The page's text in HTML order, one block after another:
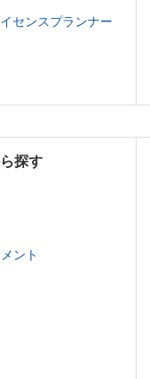
センスプランナー
探す
ント